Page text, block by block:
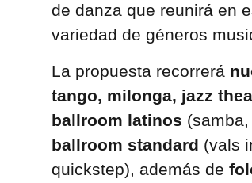
de danza que reunirá en
variedad de géneros
La propuesta recorrerá
tango, milonga, jazz
ballroom latinos
ballroom standard (vals
quickstep), además de